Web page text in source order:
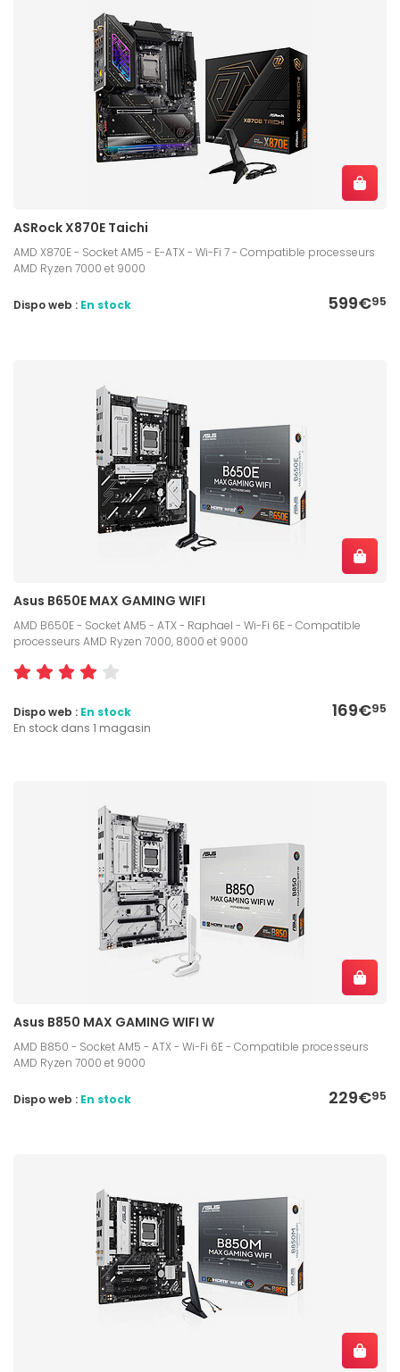
ASRock X870E Taichi
AMD X870E - Socket AM5 - E-ATX - Wi-Fi 7 - Compatible processeurs
AMD Ryzen 7000 et 9000
599€95
Dispo web : En stock
Asus B650E MAX GAMING WIFI
AMD B650E - Socket AM5 - ATX - Raphael - Wi-Fi 6E - Compatible
processeurs AMD Ryzen 7000, 8000 et 9000
169€95
Dispo web : En stock
En stock dans 1 magasin
Asus B850 MAX GAMING WIFI W
AMD B850 - Socket AM5 - ATX - Wi-Fi 6E - Compatible processeurs
AMD Ryzen 7000 et 9000
229€95
Dispo web : En stock